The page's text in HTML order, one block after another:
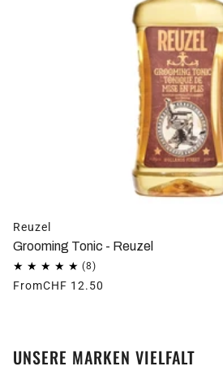
Reuzel
Grooming Tonic - Reuzel
FromCHF 12.50
UNSERE MARKEN VIELFALT